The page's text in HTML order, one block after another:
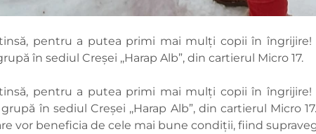
pentru a putea primi mai mulţi copii în îngrijire!
în sediul Creșei ,,Harap Alb”, din cartierul Micro 17.
pentru a putea primi mai mulţi copii în îngrijire!
în sediul Creșei ,,Harap Alb”, din cartierul Micro
vor beneficia de cele mai bune condiții, fiind